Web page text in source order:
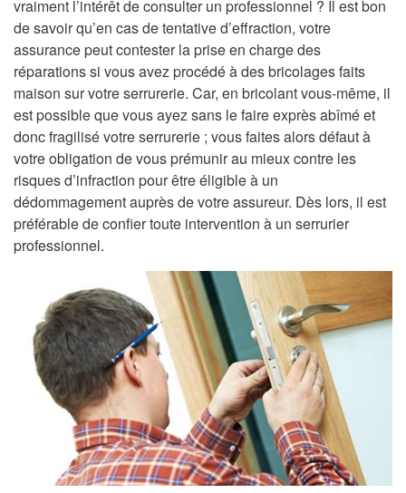
vraiment l’intérêt de consulter un professionnel ? Il est bon
de savoir qu’en cas de tentative d’effraction, votre
assurance peut contester la prise en charge des
réparations si vous avez procédé à des bricolages faits
maison sur votre serrurerie. Car, en bricolant vous-même, il
est possible que vous ayez sans le faire exprès abîmé et
donc fragilisé votre serrurerie ; vous faites alors défaut à
votre obligation de vous prémunir au mieux contre les
risques d’infraction pour être éligible à un
dédommagement auprès de votre assureur. Dès lors, il est
préférable de confier toute intervention à un serrurier
professionnel.